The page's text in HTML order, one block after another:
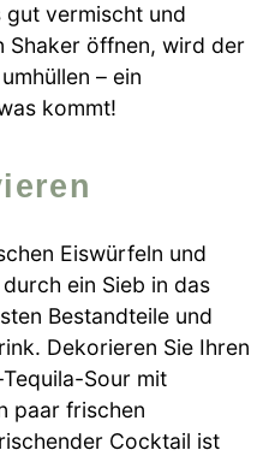
gut vermischt und
Shaker öffnen, wird der
– ein
kommt!
Eiswürfeln und
ein Sieb in das
Bestandteile und
Dekorieren Sie Ihren
Sour mit
paar frischen
Cocktail ist